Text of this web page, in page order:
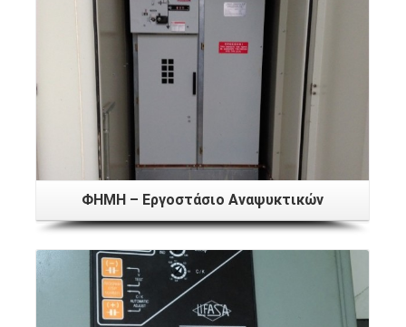
ΦΗΜΗ – Εργοστάσιο Αναψυκτικών